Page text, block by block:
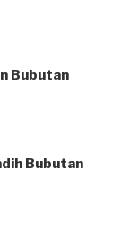
Bubutan
Bubutan